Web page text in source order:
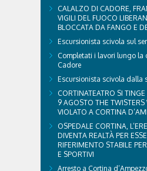
CALALZO DI CADORE,
VIGILI DEL FUOCO
BLOCCATA DA FANGO E
Escursionista scivola sul
Completati i lavori lungo la
Cadore
Escursionista scivola dalla
CORTINATEATRO SI
9 AGOSTO THE TWISTERS
VIOLATO A CORTINA
OSPEDALE CORTINA,
DIVENTA REALTÀ PER
RIFERIMENTO STABILE
E SPORTIVI
Arresto a Cortina